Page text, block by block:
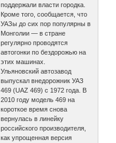
поддержали власти городка.
Кроме того, сообщается, что
УАЗы до сих пор популярны в
Монголии — в стране
регулярно проводятся
автогонки по бездорожью на
этих машинах.
Ульяновский автозавод
выпускал внедорожник УАЗ
469 (UAZ 469) с 1972 года. В
2010 году модель 469 на
короткое время снова
вернулась в линейку
российского производителя,
как упрощенная версия